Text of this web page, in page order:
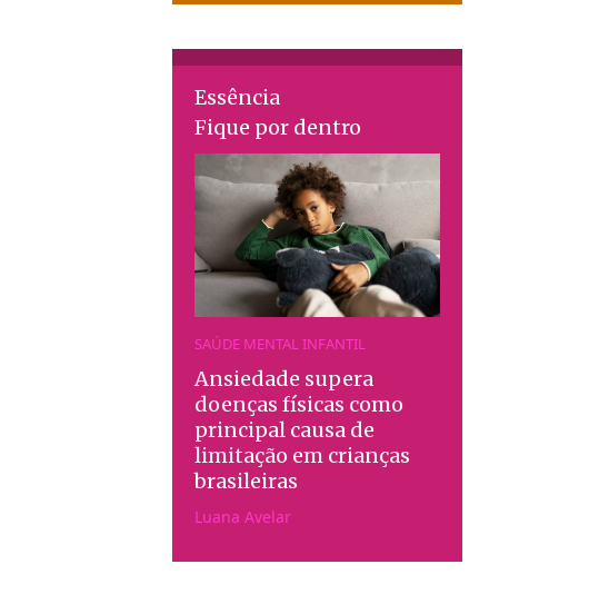
Essência
Fique por dentro
SAÚDE MENTAL INFANTIL
Ansiedade supera
doenças físicas como
principal causa de
limitação em crianças
brasileiras
Luana Avelar